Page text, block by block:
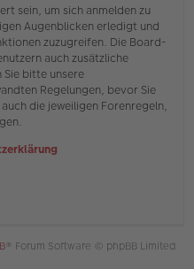
sein, um sich anmelden zu
Augenblicken erledigt und
zuzugreifen. Die Board-
auch zusätzliche
Sie bitte unsere
Regelungen, bevor Sie
die jeweiligen Forenregeln,
® Forum Software © phpBB Limited